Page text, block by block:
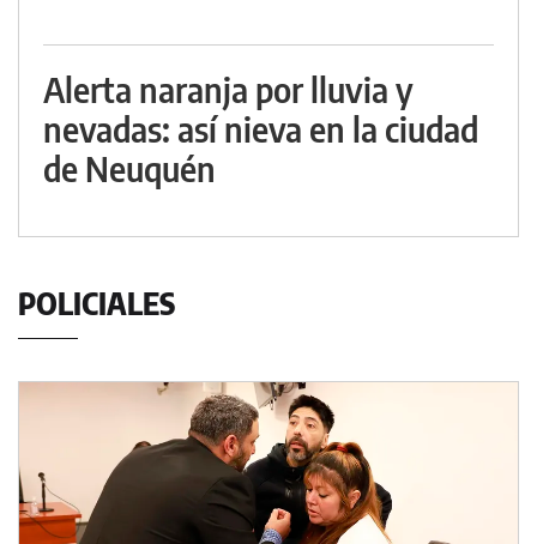
Alerta naranja por lluvia y
nevadas: así nieva en la ciudad
de Neuquén
POLICIALES